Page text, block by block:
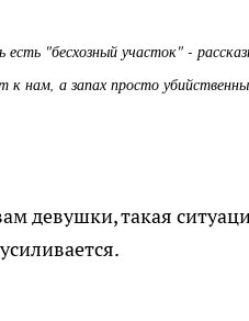
есть "бесхозный участок" -
к нам, а запах просто
девушки, такая